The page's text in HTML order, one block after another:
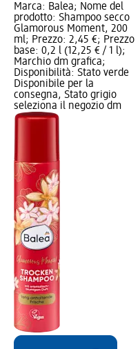
Marca: Balea; Nome del
prodotto: Shampoo secco
Glamorous Moment, 200
ml; Prezzo: 2,45 €; Prezzo
base: 0,2 l (12,25 € / 1 l);
Marchio dm grafica;
Disponibilità: Stato verde
Disponibile per la
consegna, Stato grigio
seleziona il negozio dm